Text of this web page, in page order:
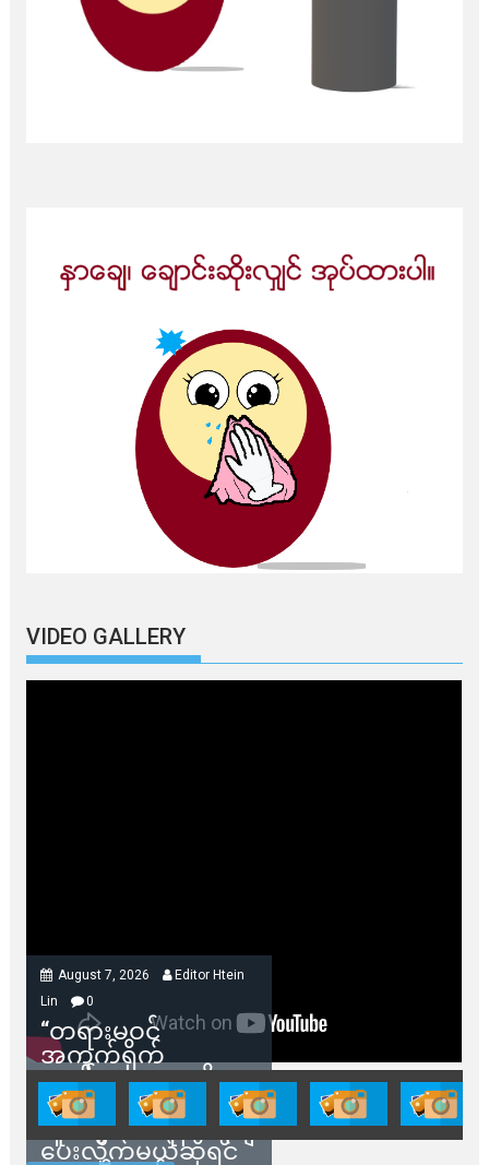
VIDEO GALLERY
August 7, 2026
Editor Htein
Lin
0
“တရားမဝင်
အကွက်ရိုက်
ရောင်းချမှုတွေကို
သက်ဆိုင်ရာတာဝန်ရှိ
သူတွေက ဂရန်တွေချ
ပေးလိုက်မယ်ဆိုရင်